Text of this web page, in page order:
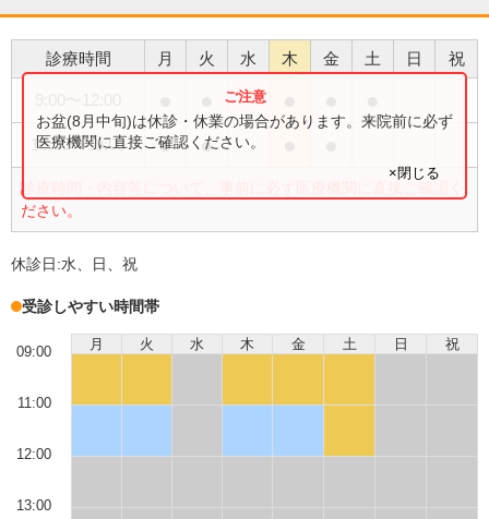
診療時間 月 火 水 木 金 土 日 祝
16:00〜19:00 ● ●
診療時間・内容等について、事前に必ず医療機関に直接ご確認く
ださい。
お盆(8月中旬)は休診・休業の場合があります。来院前に必ず
医療機関に直接ご確認ください。
×閉じる
休診日:水、日、祝
受診しやすい時間帯
月 火 水 木 金 土 日 祝
09:00
11:00
12:00
13:00